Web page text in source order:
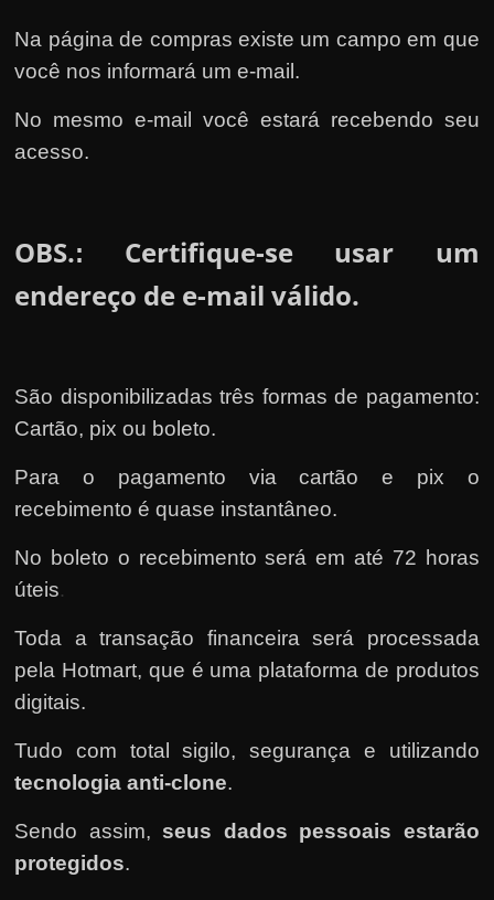
Na página de compras existe um campo em que
você nos informará um e-mail.
No mesmo e-mail você estará recebendo seu
acesso.
OBS.:
Certifique-se usar um
endereço de e-mail válido.
São disponibilizadas três formas de pagamento:
Cartão, pix ou boleto.
Para o pagamento via cartão e pix o
recebimento é quase instantâneo.
No boleto o recebimento será em até 72 horas
úteis.
Toda a transação financeira será processada
pela Hotmart, que é uma plataforma de produtos
digitais.
Tudo com total sigilo, segurança e utilizando
tecnologia anti-clone.
Sendo assim, seus dados pessoais estarão
protegidos.